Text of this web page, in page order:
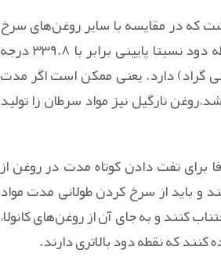
که در مقایسه با سایر روغن‌های سرخ
پایینی برابر با ۳۳۹.۸ درجه
گراد) دارد. یعنی ممکن است اگر مدت
نارگیل نیز مواد سرطان زا تولید
برای تفت دادن کوتاه مدت در روغن از
و باید از سرخ کردن طولانی مدت مواد
کنند و به جای آن از روغن‌های کانولا،
کنند که نقطه دود بالاتری دارند.